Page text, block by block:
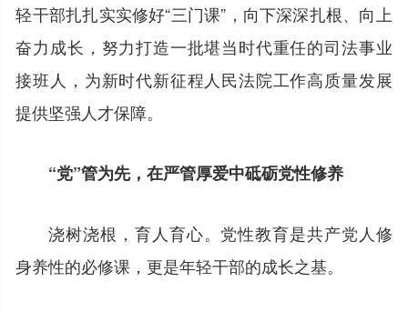
轻干部扎扎实实修好“三门课”，向下深深扎根、向上
奋力成长，努力打造一批堪当时代重任的司法事业
接班人，为新时代新征程人民法院工作高质量发展
提供坚强人才保障。
“党”管为先，在严管厚爱中砥砺党性修养
浇树浇根，育人育心。党性教育是共产党人修
身养性的必修课，更是年轻干部的成长之基。